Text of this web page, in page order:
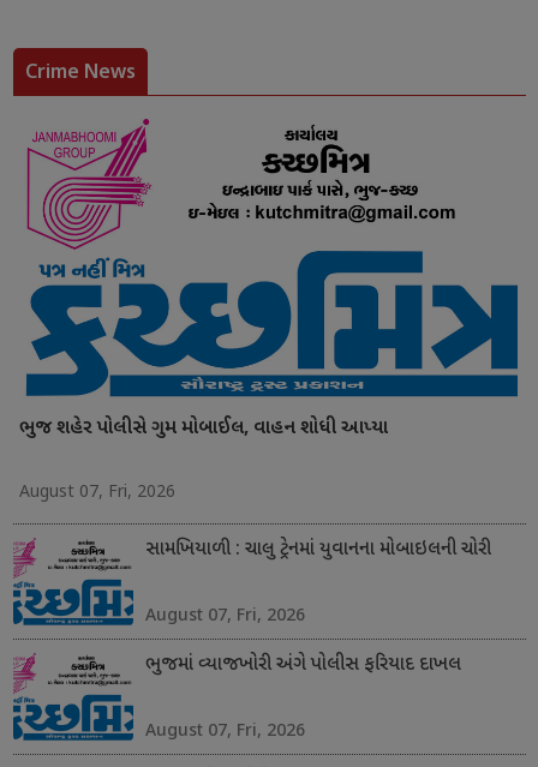
Crime News
ભુજ શહેર પોલીસે ગુમ મોબાઈલ, વાહન શોધી આપ્યા
August 07, Fri, 2026
સામખિયાળી : ચાલુ ટ્રેનમાં યુવાનના મોબાઇલની ચોરી
August 07, Fri, 2026
ભુજમાં વ્યાજખોરી અંગે પોલીસ ફરિયાદ દાખલ
August 07, Fri, 2026